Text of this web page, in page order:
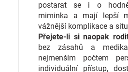
postarat se i o hodně
miminka a mají lepší
vážnější komplikace a
Přejete-li si naopak
bez zásahů a
nejmenším počtem
individuální přístup,